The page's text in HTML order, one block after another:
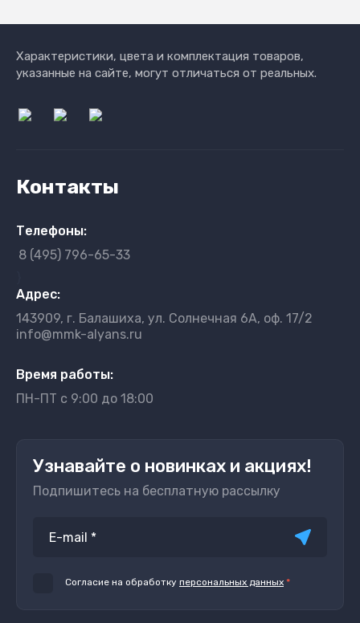
Характеристики, цвета и комплектация товаров,
указанные на сайте, могут отличаться от реальных.
Контакты
Телефоны:
8 (495) 796-65-33
Адрес:
143909, г. Балашиха, ул. Солнечная 6А, оф. 17/2
info@mmk-alyans.ru
Время работы:
ПН-ПТ с 9:00 до 18:00
Узнавайте о новинках и акциях!
Подпишитесь на бесплатную рассылку
Согласие на обработку персональных данных *